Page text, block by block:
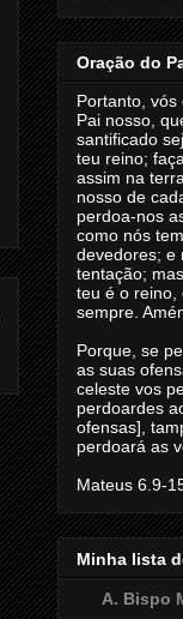
Oração do
Portanto, vós
Pai nosso,
santificado
teu reino;
assim na
nosso de
perdoa-nos
como nós
devedores; e
tentação;
teu é o reino,
sempre.
Porque, se
as suas
celeste vos
perdoardes
ofensas],
perdoará as
Mateus 6.9-
Minha lista
A. Bispo